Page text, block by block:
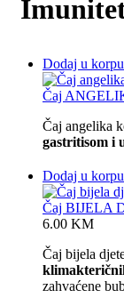
Dodaj u korpu
Čaj
Čaj angelika
gastritisom i
Dodaj u korpu
Čaj BIJELA
6.00 KM
Čaj bijela
zahvaćene